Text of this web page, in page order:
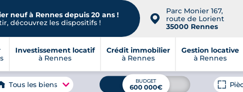
neuf à Rennes depuis 20 ans !
découvrez les dispositifs !
📍
Parc Monier 167,
route de Lorient
35000 Rennes
Investissement locatif
à Rennes
Crédit immobilier
à Rennes
Gestion locative
à Rennes
Tous les biens BUDGET
600 000€